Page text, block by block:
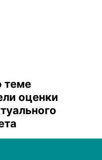
теме
оценки